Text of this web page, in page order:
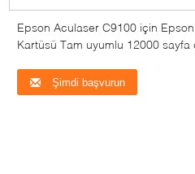
Epson Aculaser C9100 için
Kartüsü Tam uyumlu 12000 sayfa
Şimdi başvurun